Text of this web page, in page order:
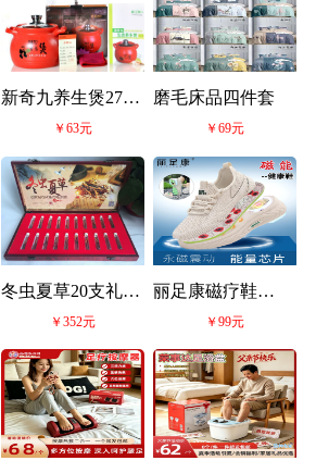
新奇九养生煲2750
￥63元
磨毛床品四件套
￥69元
冬虫夏草20支礼盒
￥352元
丽足康磁疗鞋
Z6601/ZM6601
￥99元